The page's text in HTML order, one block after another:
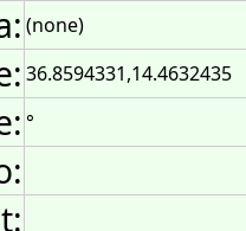
(none)
36.8594331,14.4632435
°